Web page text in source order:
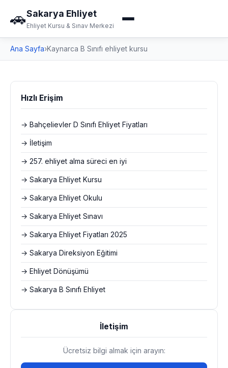
🚗Sakarya Ehliyet
Ehliyet Kursu & Sınav Merkezi
Ana Sayfa›Kaynarca B Sınıfı ehliyet kursu
Hızlı Erişim
→ Bahçelievler D Sınıfı Ehliyet Fiyatları
→ İletişim
→ 257. ehliyet alma süreci en iyi
→ Sakarya Ehliyet Kursu
→ Sakarya Ehliyet Okulu
→ Sakarya Ehliyet Sınavı
→ Sakarya Ehliyet Fiyatları 2025
→ Sakarya Direksiyon Eğitimi
→ Ehliyet Dönüşümü
→ Sakarya B Sınıfı Ehliyet
İletişim
Ücretsiz bilgi almak için arayın: